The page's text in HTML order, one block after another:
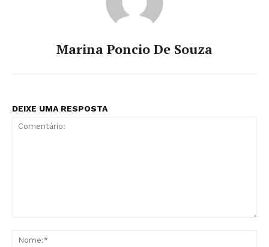
Marina Poncio De Souza
DEIXE UMA RESPOSTA